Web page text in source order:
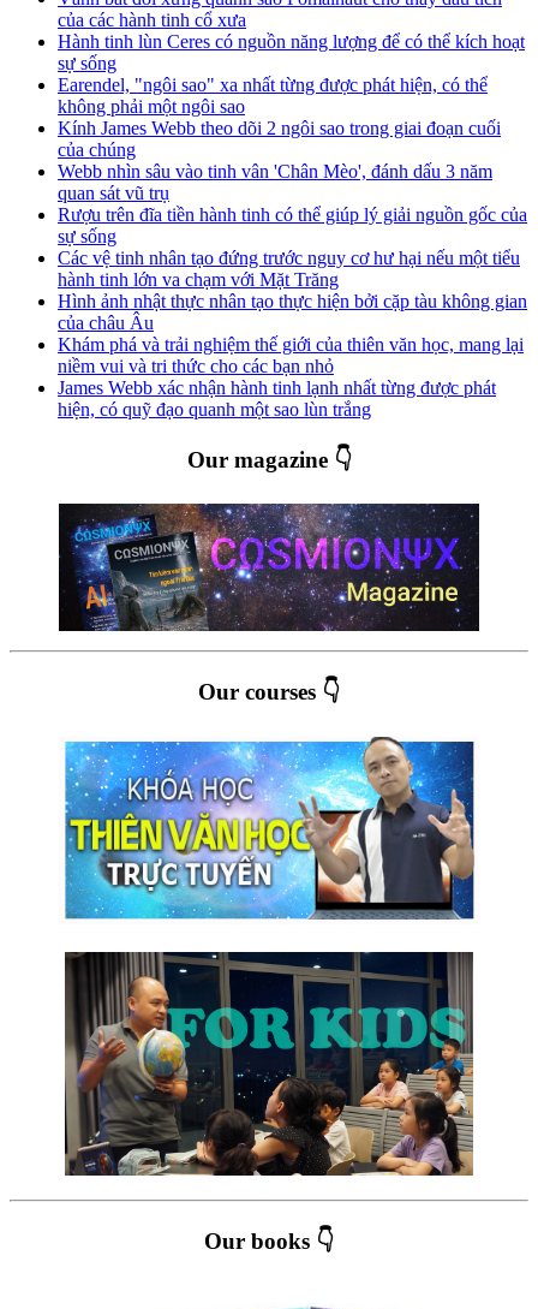
của các hành tinh cổ xưa
Hành tinh lùn Ceres có nguồn năng lượng để có thể kích hoạt
sự sống
Earendel, "ngôi sao" xa nhất từng được phát hiện, có thể
không phải một ngôi sao
Kính James Webb theo dõi 2 ngôi sao trong giai đoạn cuối
của chúng
Webb nhìn sâu vào tinh vân 'Chân Mèo', đánh dấu 3 năm
quan sát vũ trụ
Rượu trên đĩa tiền hành tinh có thể giúp lý giải nguồn gốc của
sự sống
Các vệ tinh nhân tạo đứng trước nguy cơ hư hại nếu một tiểu
hành tinh lớn va chạm với Mặt Trăng
Hình ảnh nhật thực nhân tạo thực hiện bởi cặp tàu không gian
của châu Âu
Khám phá và trải nghiệm thế giới của thiên văn học, mang lại
niềm vui và tri thức cho các bạn nhỏ
James Webb xác nhận hành tinh lạnh nhất từng được phát
hiện, có quỹ đạo quanh một sao lùn trắng
Our magazine 👇
Our courses 👇
Our books 👇